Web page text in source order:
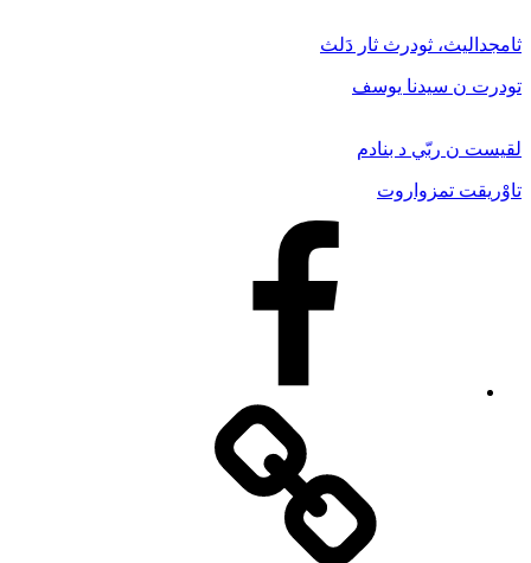
ثامجداليث، ثودرث ثار دَلث
تودرت ن سيدنا يوسف
لقيست ن ربّي د بنادم
تاوْريقت تمزواروت